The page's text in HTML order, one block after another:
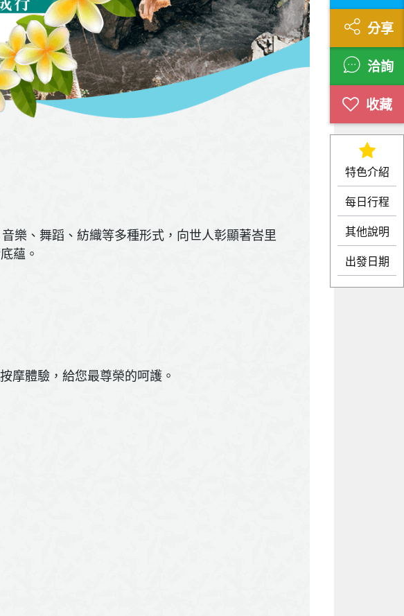
分享
洽詢
特色介紹
每日行程
其他說明
出發日期
樂、舞蹈、紡織等多種形式，向世人彰顯著峇里
蘊。
摩體驗，給您最尊榮的呵護。